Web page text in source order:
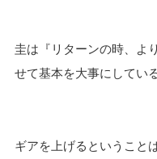
圭は『リターンの時、よ
せて基本を大事にしてい
ギアを上げるということ